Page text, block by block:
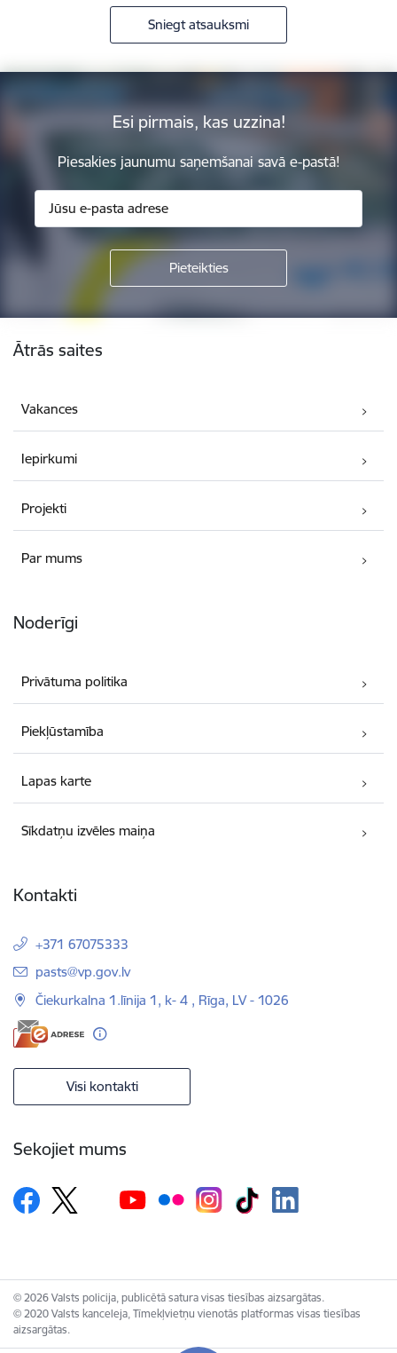
Sniegt atsauksmi
Esi pirmais, kas uzzina!
Piesakies jaunumu saņemšanai savā e-pastā!
Ātrās saites
Vakances
Iepirkumi
Projekti
Par mums
Noderīgi
Privātuma politika
Piekļūstamība
Lapas karte
Sīkdatņu izvēles maiņa
Kontakti
+371 67075333
E-pasts:
pasts@vp.gov.lv
Čiekurkalna 1.līnija 1, k- 4 , Rīga, LV - 1026
Visi kontakti
Sekojiet mums
© 2026 Valsts policija, publicētā satura visas tiesības aizsargātas.
© 2020 Valsts kanceleja, Tīmekļvietņu vienotās platformas visas tiesības
aizsargātas.